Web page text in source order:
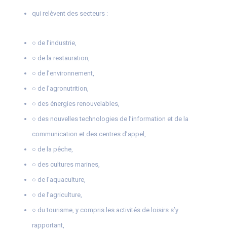
qui relèvent des secteurs :
○ de l’industrie,
○ de la restauration,
○ de l’environnement,
○ de l’agronutrition,
○ des énergies renouvelables,
○ des nouvelles technologies de l’information et de la
communication et des centres d’appel,
○ de la pêche,
○ des cultures marines,
○ de l’aquaculture,
○ de l’agriculture,
○ du tourisme, y compris les activités de loisirs s’y
rapportant,